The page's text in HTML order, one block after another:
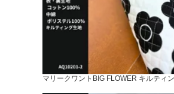
マリークワントBIG FLOWER キルティ